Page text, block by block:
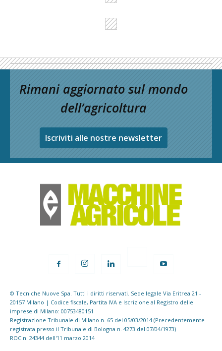
Rimani aggiornato sul mondo
dell’agricoltura
Iscriviti alle nostre newsletter
© Tecniche Nuove Spa. Tutti i diritti riservati. Sede legale Via Eritrea 21 -
20157 Milano | Codice fiscale, Partita IVA e Iscrizione al Registro delle
imprese di Milano: 00753480151
Registrazione Tribunale di Milano n. 65 del 05/03/2014 (Precedentemente
registrata presso il Tribunale di Bologna n. 4273 del 07/04/1973)
ROC n. 24344 dell'11 marzo 2014